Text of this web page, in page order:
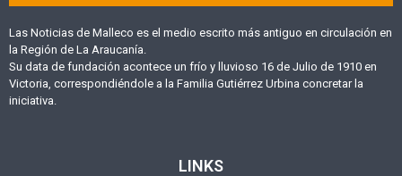
Las Noticias de Malleco es el medio escrito más antiguo en circulación en
la Región de La Araucanía.
Su data de fundación acontece un frío y lluvioso 16 de Julio de 1910 en
Victoria, correspondiéndole a la Familia Gutiérrez Urbina concretar la
iniciativa.
LINKS